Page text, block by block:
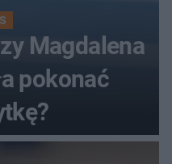
Magdalena
pokonać